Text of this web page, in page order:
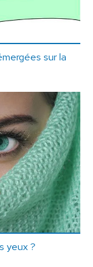
sur la
yeux ?